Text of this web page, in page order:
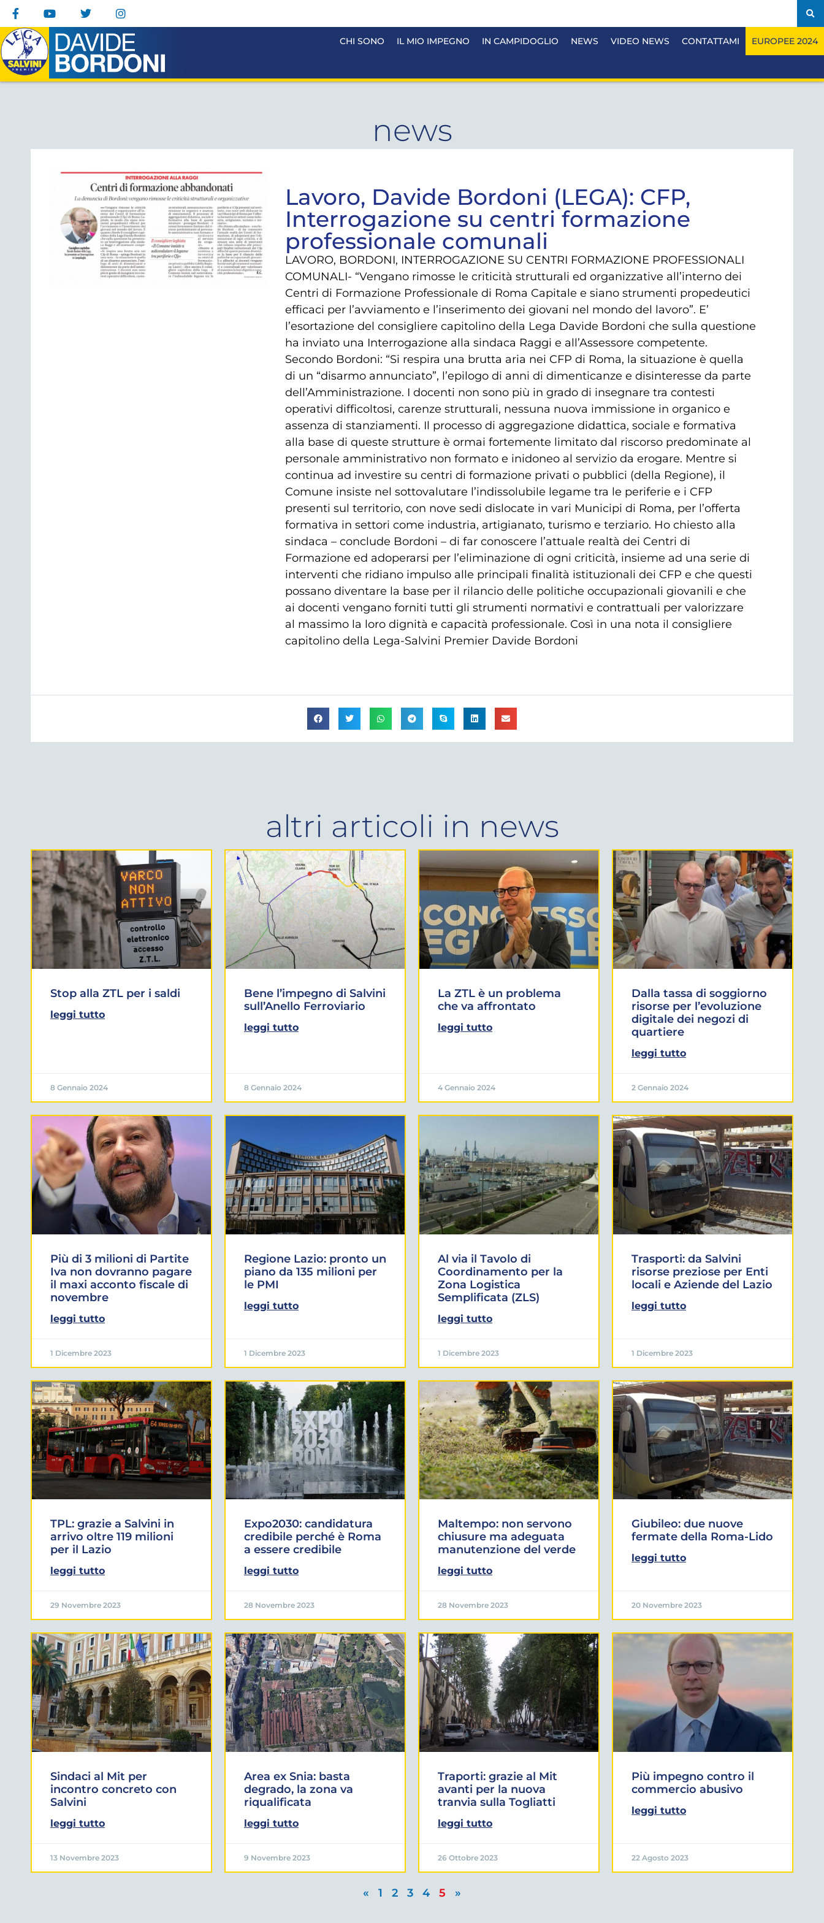
CHI SONO IL MIO IMPEGNO IN CAMPIDOGLIO NEWS VIDEO NEWS CONTATTAMI EUROPEE 2024
news
Lavoro, Davide Bordoni (LEGA): CFP,
Interrogazione su centri formazione
professionale comunali
LAVORO, BORDONI, INTERROGAZIONE SU CENTRI FORMAZIONE PROFESSIONALI
COMUNALI- “Vengano rimosse le criticità strutturali ed organizzative all’interno dei
Centri di Formazione Professionale di Roma Capitale e siano strumenti propedeutici
efficaci per l’avviamento e l’inserimento dei giovani nel mondo del lavoro”. E’
l’esortazione del consigliere capitolino della Lega Davide Bordoni che sulla questione
ha inviato una Interrogazione alla sindaca Raggi e all’Assessore competente.
Secondo Bordoni: “Si respira una brutta aria nei CFP di Roma, la situazione è quella
di un “disarmo annunciato”, l’epilogo di anni di dimenticanze e disinteresse da parte
dell’Amministrazione. I docenti non sono più in grado di insegnare tra contesti
operativi difficoltosi, carenze strutturali, nessuna nuova immissione in organico e
assenza di stanziamenti. Il processo di aggregazione didattica, sociale e formativa
alla base di queste strutture è ormai fortemente limitato dal riscorso predominate al
personale amministrativo non formato e inidoneo al servizio da erogare. Mentre si
continua ad investire su centri di formazione privati o pubblici (della Regione), il
Comune insiste nel sottovalutare l’indissolubile legame tra le periferie e i CFP
presenti sul territorio, con nove sedi dislocate in vari Municipi di Roma, per l’offerta
formativa in settori come industria, artigianato, turismo e terziario. Ho chiesto alla
sindaca – conclude Bordoni – di far conoscere l’attuale realtà dei Centri di
Formazione ed adoperarsi per l’eliminazione di ogni criticità, insieme ad una serie di
interventi che ridiano impulso alle principali finalità istituzionali dei CFP e che questi
possano diventare la base per il rilancio delle politiche occupazionali giovanili e che
ai docenti vengano forniti tutti gli strumenti normativi e contrattuali per valorizzare
al massimo la loro dignità e capacità professionale. Così in una nota il consigliere
capitolino della Lega-Salvini Premier Davide Bordoni
altri articoli in news
Stop alla ZTL per i saldi
leggi tutto
8 Gennaio 2024
Bene l’impegno di Salvini
sull’Anello Ferroviario
leggi tutto
8 Gennaio 2024
La ZTL è un problema
che va affrontato
leggi tutto
4 Gennaio 2024
Dalla tassa di soggiorno
risorse per l’evoluzione
digitale dei negozi di
quartiere
leggi tutto
2 Gennaio 2024
Più di 3 milioni di Partite
Iva non dovranno pagare
il maxi acconto fiscale di
novembre
leggi tutto
1 Dicembre 2023
Regione Lazio: pronto un
piano da 135 milioni per
le PMI
leggi tutto
1 Dicembre 2023
Al via il Tavolo di
Coordinamento per la
Zona Logistica
Semplificata (ZLS)
leggi tutto
1 Dicembre 2023
Trasporti: da Salvini
risorse preziose per Enti
locali e Aziende del Lazio
leggi tutto
1 Dicembre 2023
TPL: grazie a Salvini in
arrivo oltre 119 milioni
per il Lazio
leggi tutto
29 Novembre 2023
Expo2030: candidatura
credibile perché è Roma
a essere credibile
leggi tutto
28 Novembre 2023
Maltempo: non servono
chiusure ma adeguata
manutenzione del verde
leggi tutto
28 Novembre 2023
Giubileo: due nuove
fermate della Roma-Lido
leggi tutto
20 Novembre 2023
Sindaci al Mit per
incontro concreto con
Salvini
leggi tutto
13 Novembre 2023
Area ex Snia: basta
degrado, la zona va
riqualificata
leggi tutto
9 Novembre 2023
Traporti: grazie al Mit
avanti per la nuova
tranvia sulla Togliatti
leggi tutto
26 Ottobre 2023
Più impegno contro il
commercio abusivo
leggi tutto
22 Agosto 2023
« 1 2 3 4 5 »